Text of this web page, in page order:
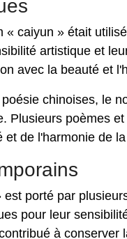
« caiyun » était
artistique et
avec la beauté et
chinoises, le
Plusieurs poèmes
de l'harmonie de
porté par
pour leur
à